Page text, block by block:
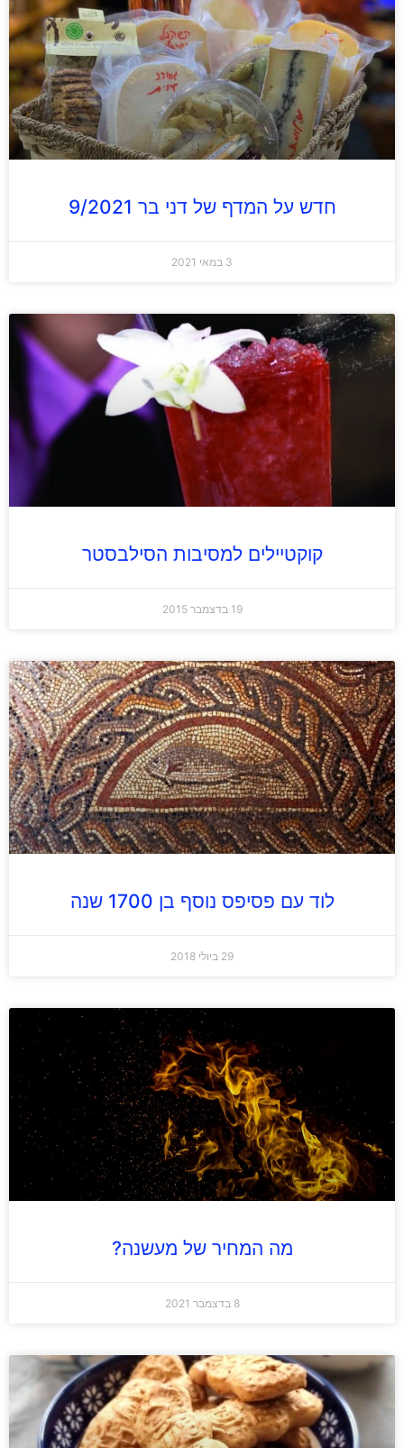
חדש על המדף של דני בר 9/2021
3 במאי 2021
קוקטיילים למסיבות הסילבסטר
19 בדצמבר 2015
לוד עם פסיפס נוסף בן 1700 שנה
29 ביולי 2018
מה המחיר של מעשנה?
8 בדצמבר 2021